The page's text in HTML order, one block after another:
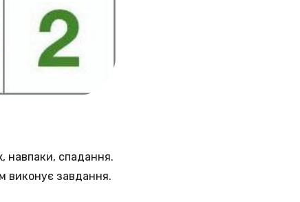
навпаки, спадання.
виконує завдання.